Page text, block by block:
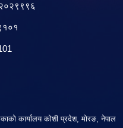
कार्यालय कोशी प्रदेश, मोरङ, नेपाल